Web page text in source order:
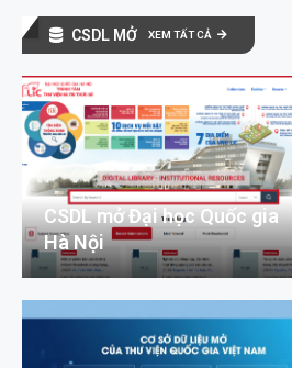
CSDL MỞ XEM TẤT CẢ
CSDL mở Đại học Quốc gia
Hà Nội